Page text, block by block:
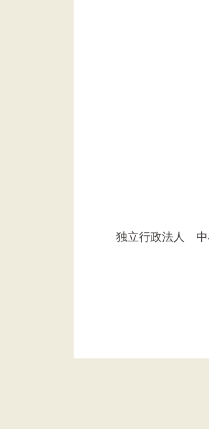
独立行政法人 中